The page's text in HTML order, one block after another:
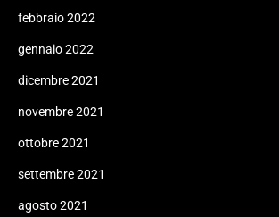
febbraio 2022
gennaio 2022
dicembre 2021
novembre 2021
ottobre 2021
settembre 2021
agosto 2021